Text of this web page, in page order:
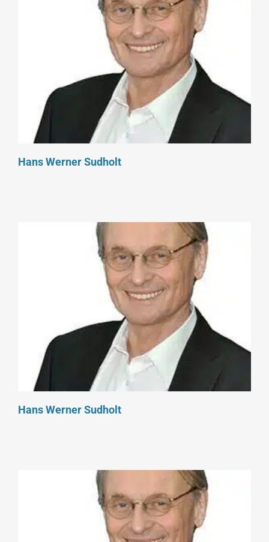
Hans Werner Sudholt
Hans Werner Sudholt